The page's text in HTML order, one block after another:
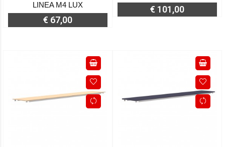
LINEA M4 LUX
€ 67,00
€ 101,00